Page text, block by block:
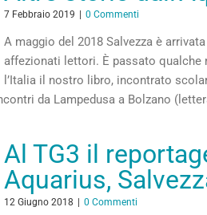
7 Febbraio 2019 0 Commenti
A maggio del 2018 Salvezza è
affezionati lettori. È passato
l’Italia il nostro libro, incontrato
da Lampedusa a Bolzano
Al TG3 il
Aquarius,
12 Giugno 2018 0 Commenti